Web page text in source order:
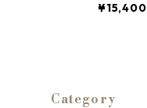
¥15,400
Category